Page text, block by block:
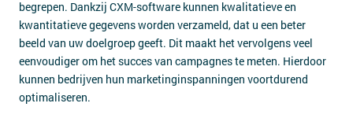
begrepen. Dankzij CXM-software kunnen kwalitatieve en
kwantitatieve gegevens worden verzameld, dat u een beter
beeld van uw doelgroep geeft. Dit maakt het vervolgens veel
eenvoudiger om het succes van campagnes te meten. Hierdoor
kunnen bedrijven hun marketinginspanningen voortdurend
optimaliseren.